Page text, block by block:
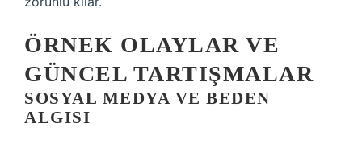
ÖRNEK OLAYLAR VE
GÜNCEL TARTIŞMALAR
SOSYAL MEDYA VE BEDEN
ALGISI